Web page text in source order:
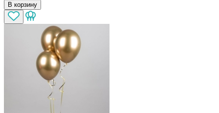
В корзину